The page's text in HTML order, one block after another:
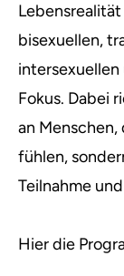
bisexuellen,
intersexuellen
Fokus. Dabei
an
fühlen,
Teilnahme
Hier die